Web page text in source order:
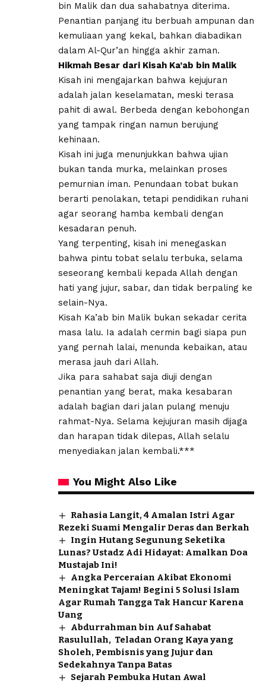
bin Malik dan dua sahabatnya diterima.
Penantian panjang itu berbuah ampunan dan
kemuliaan yang kekal, bahkan diabadikan
dalam Al-Qur’an hingga akhir zaman.
Hikmah Besar dari Kisah Ka’ab bin Malik
Kisah ini mengajarkan bahwa kejujuran
adalah jalan keselamatan, meski terasa
pahit di awal. Berbeda dengan kebohongan
yang tampak ringan namun berujung
kehinaan.
Kisah ini juga menunjukkan bahwa ujian
bukan tanda murka, melainkan proses
pemurnian iman. Penundaan tobat bukan
berarti penolakan, tetapi pendidikan ruhani
agar seorang hamba kembali dengan
kesadaran penuh.
Yang terpenting, kisah ini menegaskan
bahwa pintu tobat selalu terbuka, selama
seseorang kembali kepada Allah dengan
hati yang jujur, sabar, dan tidak berpaling ke
selain-Nya.
Kisah Ka’ab bin Malik bukan sekadar cerita
masa lalu. Ia adalah cermin bagi siapa pun
yang pernah lalai, menunda kebaikan, atau
merasa jauh dari Allah.
Jika para sahabat saja diuji dengan
penantian yang berat, maka kesabaran
adalah bagian dari jalan pulang menuju
rahmat-Nya. Selama kejujuran masih dijaga
dan harapan tidak dilepas, Allah selalu
menyediakan jalan kembali.***
You Might Also Like
Rahasia Langit, 4 Amalan Istri Agar
Rezeki Suami Mengalir Deras dan Berkah
Ingin Hutang Segunung Seketika
Lunas? Ustadz Adi Hidayat: Amalkan Doa
Mustajab Ini!
Angka Perceraian Akibat Ekonomi
Meningkat Tajam! Begini 5 Solusi Islam
Agar Rumah Tangga Tak Hancur Karena
Uang
Abdurrahman bin Auf Sahabat
Rasulullah, Teladan Orang Kaya yang
Sholeh, Pembisnis yang Jujur dan
Sedekahnya Tanpa Batas
Sejarah Pembuka Hutan Awal